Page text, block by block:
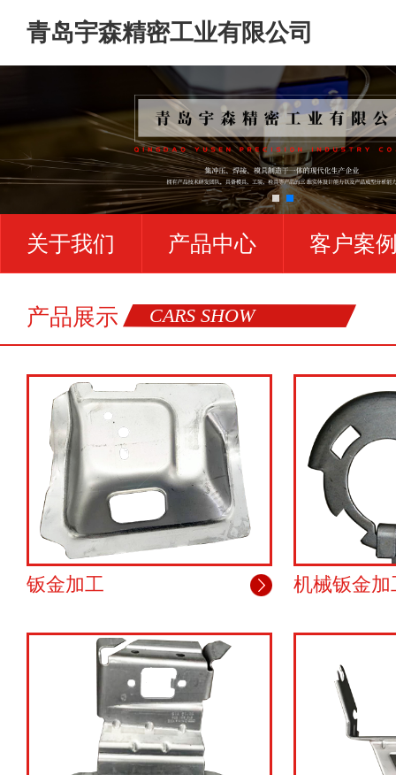
青岛宇森精密工业有限公司
关于我们 产品中心 客户案
产品展示 CARS SHOW
钣金加工 机械钣金加